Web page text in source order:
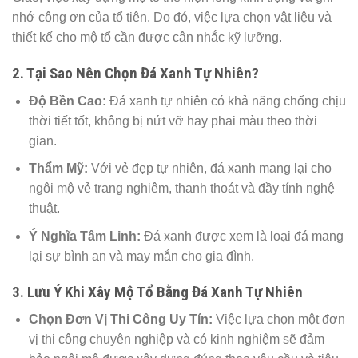
nhớ công ơn của tổ tiên. Do đó, việc lựa chọn vật liệu và
thiết kế cho mộ tổ cần được cân nhắc kỹ lưỡng.
2. Tại Sao Nên Chọn Đá Xanh Tự Nhiên?
Độ Bền Cao: Đá xanh tự nhiên có khả năng chống chịu
thời tiết tốt, không bị nứt vỡ hay phai màu theo thời
gian.
Thẩm Mỹ: Với vẻ đẹp tự nhiên, đá xanh mang lại cho
ngôi mộ vẻ trang nghiêm, thanh thoát và đầy tính nghệ
thuật.
Ý Nghĩa Tâm Linh: Đá xanh được xem là loại đá mang
lại sự bình an và may mắn cho gia đình.
3. Lưu Ý Khi Xây Mộ Tổ Bằng Đá Xanh Tự Nhiên
Chọn Đơn Vị Thi Công Uy Tín: Việc lựa chọn một đơn
vị thi công chuyên nghiệp và có kinh nghiệm sẽ đảm